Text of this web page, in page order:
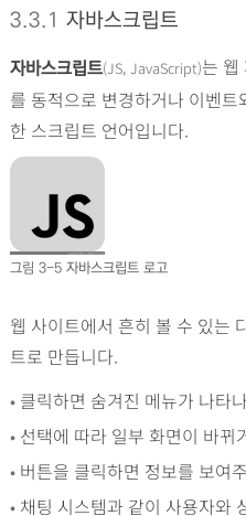
3.3.1 자바스크립트
자바스크립트(JS, JavaScript)는 웹
를 동적으로 변경하거나 이벤
한 스크립트 언어입니다.
그림 3-5자바스크립트 로고
웹 사이트에서 흔히 볼 수 있는
트로 만듭니다.
•클릭하면 숨겨진 메뉴가 나타
•선택에 따라 일부 화면이 바뀌
•버튼을 클릭하면 정보를 보여
•채팅 시스템과 같이 사용자와